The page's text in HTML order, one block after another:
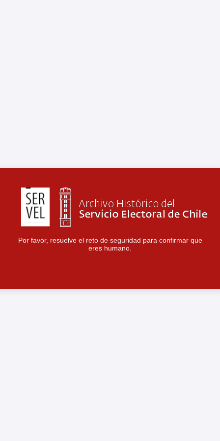
Por favor, resuelve el reto de seguridad para confirmar que
eres humano.